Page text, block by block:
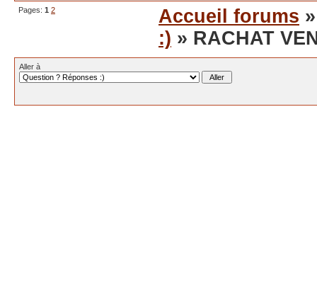
Pages: 1 2 Accueil forums
:) » RACHAT
Aller à